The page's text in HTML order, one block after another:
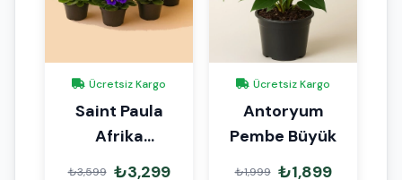
Ücretsiz Kargo
Saint Paula
Afrika
Menekşesi 15-
₺3,599 ₺3,299
Ücretsiz Kargo
Antoryum
Pembe Büyük
₺1,999 ₺1,899